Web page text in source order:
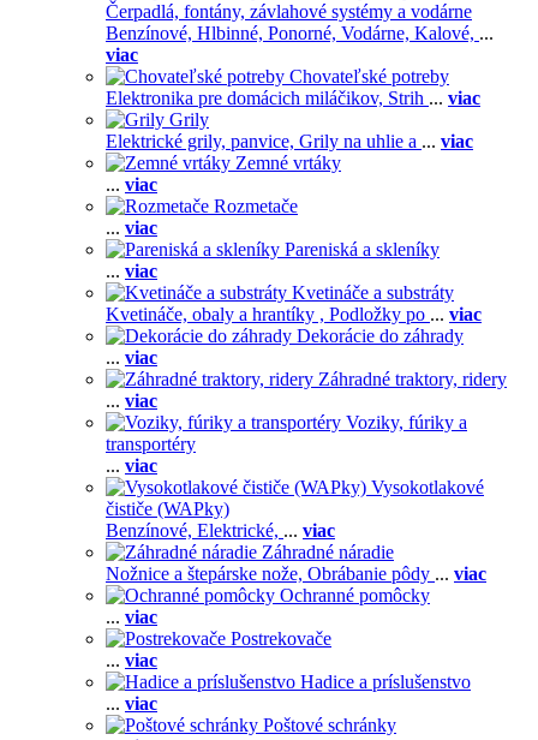
Čerpadlá, fontány, závlahové systémy a vodárne
Benzínové, Hlbinné, Ponorné, Vodárne, Kalové, ...
viac
Chovateľské potreby
Elektronika pre domácich miláčikov, Strih ... viac
Grily
Elektrické grily, panvice, Grily na uhlie a ... viac
Zemné vrtáky
... viac
Rozmetače
... viac
Pareniská a skleníky
... viac
Kvetináče a substráty
Kvetináče, obaly a hrantíky , Podložky po ... viac
Dekorácie do záhrady
... viac
Záhradné traktory, ridery
... viac
Voziky, fúriky a
transportéry
... viac
Vysokotlakové
čističe (WAPky)
Benzínové, Elektrické, ... viac
Záhradné náradie
Nožnice a štepárske nože, Obrábanie pôdy ... viac
Ochranné pomôcky
... viac
Postrekovače
... viac
Hadice a príslušenstvo
... viac
Poštové schránky